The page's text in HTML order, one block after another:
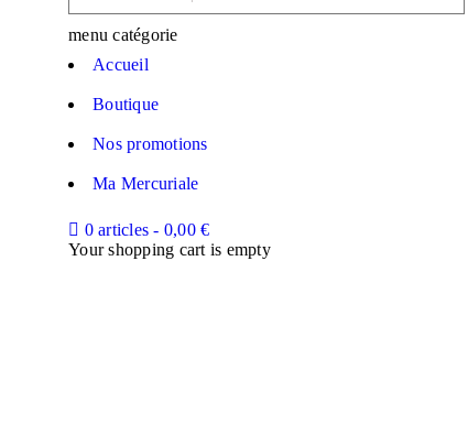
menu catégorie
Accueil
Boutique
Nos promotions
Ma Mercuriale
0 articles - 0,00 €
Your shopping cart is empty